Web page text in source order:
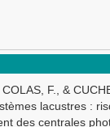
F., &
lacustres :
des centrales